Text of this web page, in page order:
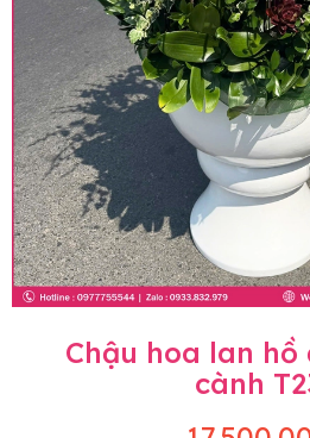
Chậu hoa lan
cành